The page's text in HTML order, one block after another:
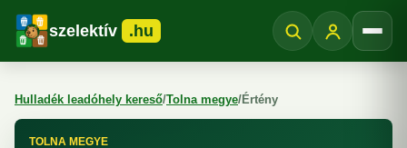
szelektív .hu
Hulladék leadóhely kereső/Tolna megye/Értény
TOLNA MEGYE